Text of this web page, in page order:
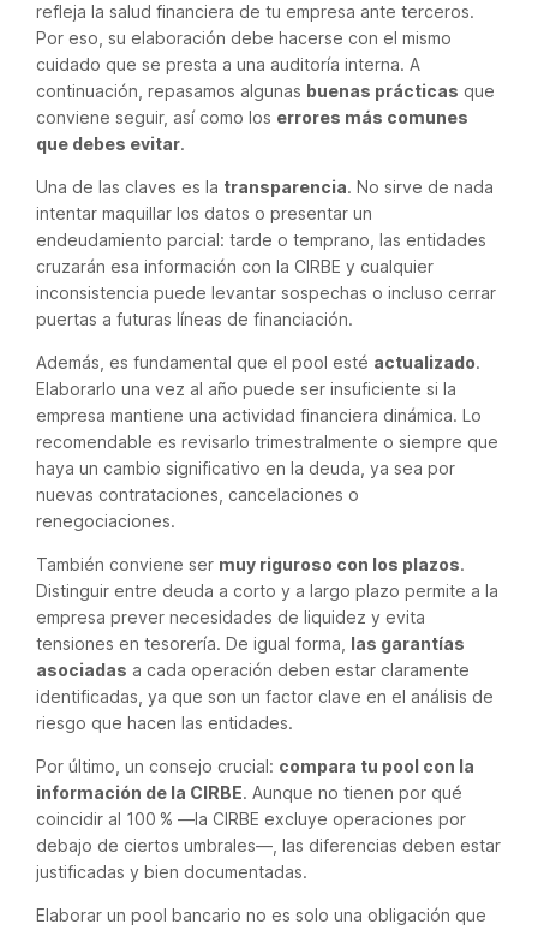
refleja la salud financiera de tu empresa ante terceros.
Por eso, su elaboración debe hacerse con el mismo
cuidado que se presta a una auditoría interna. A
continuación, repasamos algunas buenas prácticas que
conviene seguir, así como los errores más comunes
que debes evitar.
Una de las claves es la transparencia. No sirve de nada
intentar maquillar los datos o presentar un
endeudamiento parcial: tarde o temprano, las entidades
cruzarán esa información con la CIRBE y cualquier
inconsistencia puede levantar sospechas o incluso cerrar
puertas a futuras líneas de financiación.
Además, es fundamental que el pool esté actualizado.
Elaborarlo una vez al año puede ser insuficiente si la
empresa mantiene una actividad financiera dinámica. Lo
recomendable es revisarlo trimestralmente o siempre que
haya un cambio significativo en la deuda, ya sea por
nuevas contrataciones, cancelaciones o
renegociaciones.
También conviene ser muy riguroso con los plazos.
Distinguir entre deuda a corto y a largo plazo permite a la
empresa prever necesidades de liquidez y evita
tensiones en tesorería. De igual forma, las garantías
asociadas a cada operación deben estar claramente
identificadas, ya que son un factor clave en el análisis de
riesgo que hacen las entidades.
Por último, un consejo crucial: compara tu pool con la
información de la CIRBE. Aunque no tienen por qué
coincidir al 100 % —la CIRBE excluye operaciones por
debajo de ciertos umbrales—, las diferencias deben estar
justificadas y bien documentadas.
Elaborar un pool bancario no es solo una obligación que